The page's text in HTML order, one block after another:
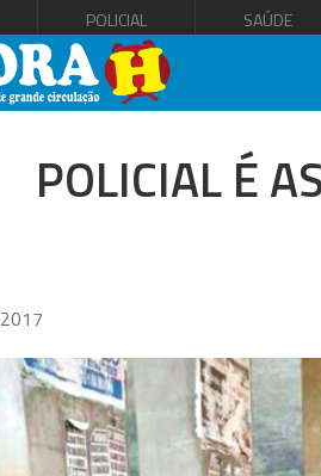
POLICIAL SAÚDE
POLICIAL É